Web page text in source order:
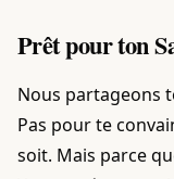
Prêt pour ton
Nous partageons
Pas pour te
soit. Mais parce